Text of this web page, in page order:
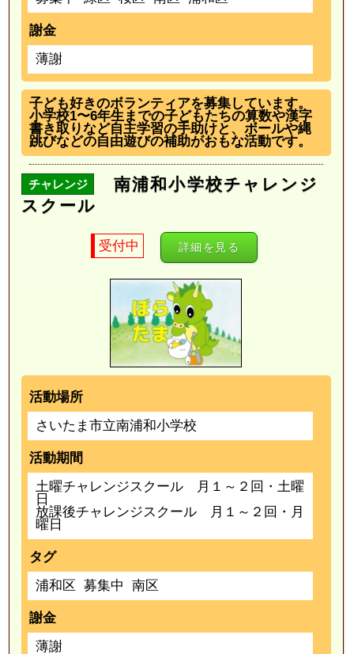
謝金
薄謝
子ども好きのボランティアを募集しています。
小学校1〜6年生までの子どもたちの算数や漢字
書き取りなど自主学習の手助けと、ボールや縄
跳びなどの自由遊びの補助がおもな活動です。
チャレンジ
南浦和小学校チャレンジ
スクール
受付中 詳細を見る
活動場所
さいたま市立南浦和小学校
活動期間
土曜チャレンジスクール 月１～２回・土曜
日
放課後チャレンジスクール 月１～２回・月
曜日
タグ
浦和区 募集中 南区
謝金
薄謝